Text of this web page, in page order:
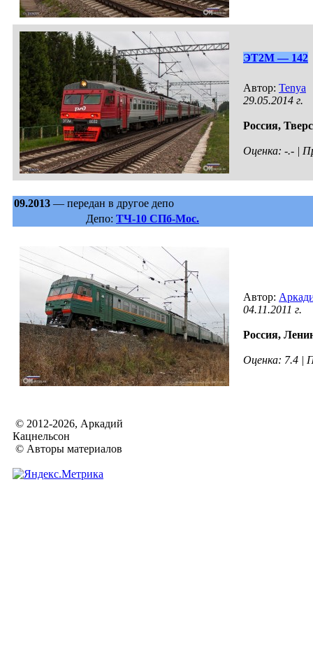
ЭТ2М — 142
Автор: Tenya
29.05.2014 г.
Россия,
Оценка: -.- |
09.2013 — передан в другое депо
Депо: ТЧ-10 СПб-Мос.
Автор:
04.11.2011 г.
Россия,
Оценка: 7.4 |
© 2012-2026, Аркадий
Кацнельсон
© Авторы материалов